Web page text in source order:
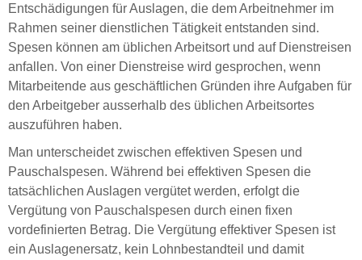
Entschädigungen für Auslagen, die dem Arbeitnehmer im
Rahmen seiner dienstlichen Tätigkeit entstanden sind.
Spesen können am üblichen Arbeitsort und auf Dienstreisen
anfallen. Von einer Dienstreise wird gesprochen, wenn
Mitarbeitende aus geschäftlichen Gründen ihre Aufgaben für
den Arbeitgeber ausserhalb des üblichen Arbeitsortes
auszuführen haben.
Man unterscheidet zwischen effektiven Spesen und
Pauschalspesen. Während bei effektiven Spesen die
tatsächlichen Auslagen vergütet werden, erfolgt die
Vergütung von Pauschalspesen durch einen fixen
vordefinierten Betrag. Die Vergütung effektiver Spesen ist
ein Auslagenersatz, kein Lohnbestandteil und damit